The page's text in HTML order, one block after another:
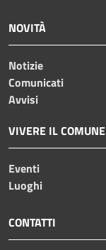
NOVITÀ
Notizie
Comunicati
Avvisi
VIVERE IL COMUNE
Eventi
Luoghi
CONTATTI